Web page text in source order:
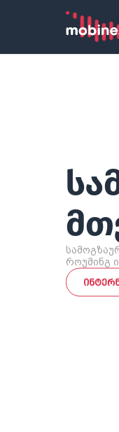
როუმინგ